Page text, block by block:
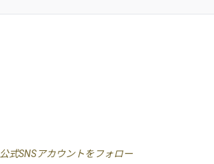
公式SNSアカウントをフォロー